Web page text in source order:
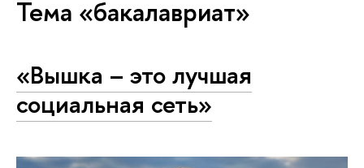
Тема «бакалавриат»
«Вышка – это лучшая
социальная сеть»